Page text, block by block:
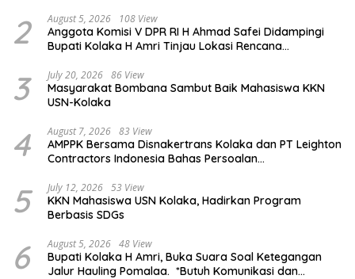
2 August 5, 2026 108 View
Anggota Komisi V DPR RI H Ahmad Safei Didampingi
Bupati Kolaka H Amri Tinjau Lokasi Rencana
Wundulako
3 July 20, 2026 86 View
Masyarakat Bombana Sambut Baik Mahasiswa KKN
USN-Kolaka
4 August 7, 2026 83 View
AMPPK Bersama Disnakertrans Kolaka dan PT Leighton
Contractors Indonesia Bahas Persoalan
5 July 12, 2026 53 View
KKN Mahasiswa USN Kolaka, Hadirkan Program
Berbasis SDGs
6 August 5, 2026 48 View
Bupati Kolaka H Amri, Buka Suara Soal Ketegangan
Jalur Hauling Pomalaa. *Butuh Komunikasi dan